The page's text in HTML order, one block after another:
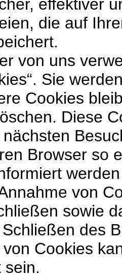
effektiver
die auf
von uns
Sie
Cookies
Diese
Browser so
von
sowie
des
Cookies
sein.